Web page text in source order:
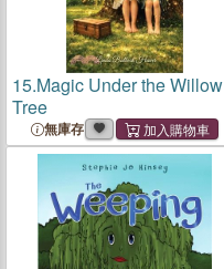
15.Magic Under the Willow
Tree
無庫存